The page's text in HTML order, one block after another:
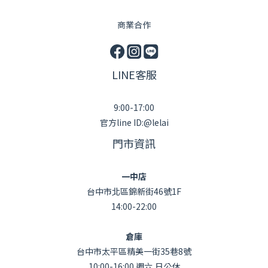
商業合作
LINE客服
9:00-17:00
官方line ID:@lelai
門市資訊
一中店
台中市北區錦新街46號1F
14:00-22:00
倉庫
台中市太平區精美一街35巷8號